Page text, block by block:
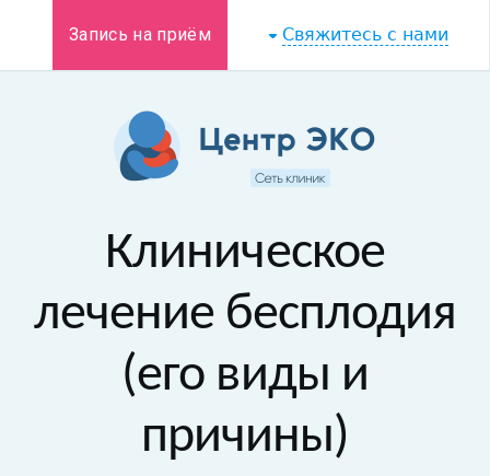
Свяжитесь с нами
Запись на приём
Клиническое
лечение бесплодия
(его виды и
причины)